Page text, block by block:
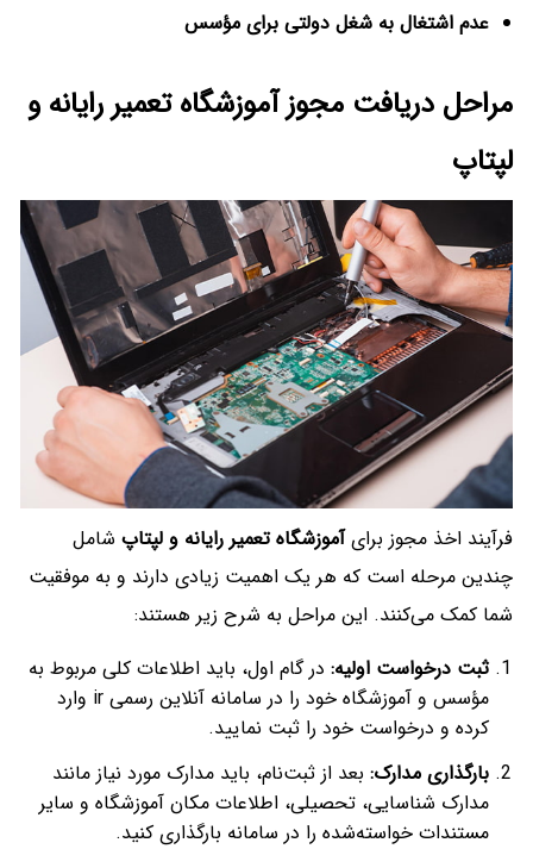
عدم اشتغال به شغل دولتی برای مؤسس
مراحل دریافت مجوز آموزشگاه تعمیر رایانه و
لپتاپ
فرآیند اخذ مجوز برایآموزشگاه تعمیر رایانه و لپتاپ شامل
چندین مرحله است که هر یک اهمیت زیادی دارند و به موفقیت
شما کمک می‌کنند. این مراحل به شرح زیر هستند:
ثبت درخواست اولیه: در گام اول، باید اطلاعات کلی مربوط به
مؤسس و آموزشگاه خود را در سامانه آنلاین رسمی ir وارد
کرده و درخواست خود را ثبت نمایید.
بارگذاری مدارک: بعد از ثبت‌نام، باید مدارک مورد نیاز مانند
مدارک شناسایی، تحصیلی، اطلاعات مکان آموزشگاه و سایر
مستندات خواسته‌شده را در سامانه بارگذاری کنید.